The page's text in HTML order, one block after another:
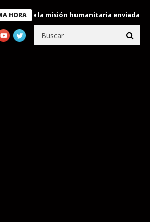
HORA
la misión humanitaria enviada a Venezuela